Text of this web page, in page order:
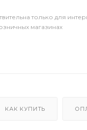
только для
магазинах
КАК КУПИТЬ